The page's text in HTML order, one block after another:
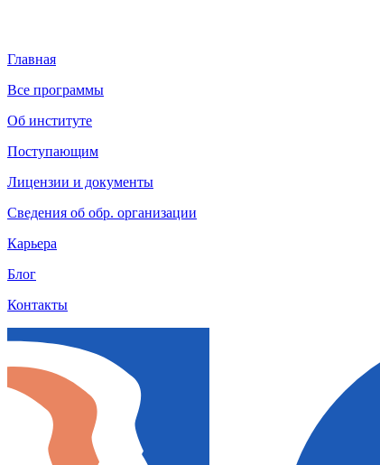
Главная
Все программы
Об институте
Поступающим
Лицензии и документы
Сведения об обр. организации
Карьера
Блог
Контакты